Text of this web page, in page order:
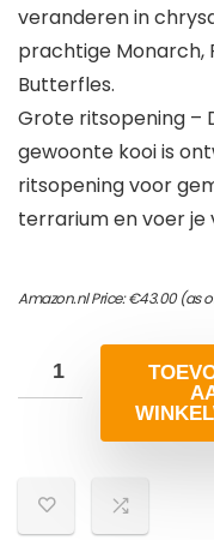
veranderen in
prachtige Monarch,
Butterfles.
Grote ritsopening –
gewoonte kooi is
ritsopening voor
terrarium en voer je
Amazon.nl Price:€43.00(as